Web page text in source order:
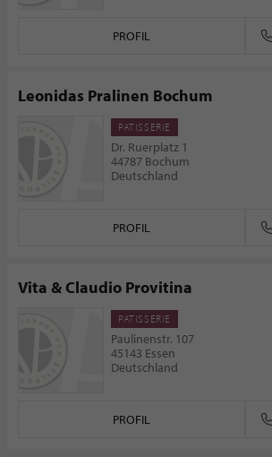
PROFIL
Leonidas Pralinen Bochum
PATISSERIE
Dr. Ruerplatz 1
44787 Bochum
Deutschland
PROFIL
Vita & Claudio Provitina
PATISSERIE
Paulinenstr. 107
45143 Essen
Deutschland
PROFIL